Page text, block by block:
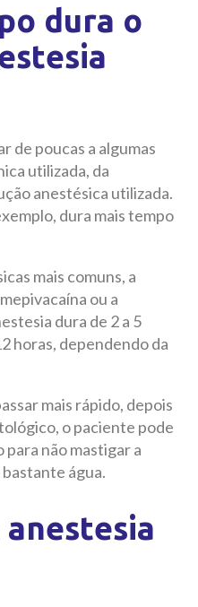
dura o
de poucas a algumas
utilizada, da
anestésica utilizada.
dura mais tempo
mais comuns, a
ou a
dura de 2 a 5
horas, dependendo da
mais rápido, depois
o paciente pode
não mastigar a
água.